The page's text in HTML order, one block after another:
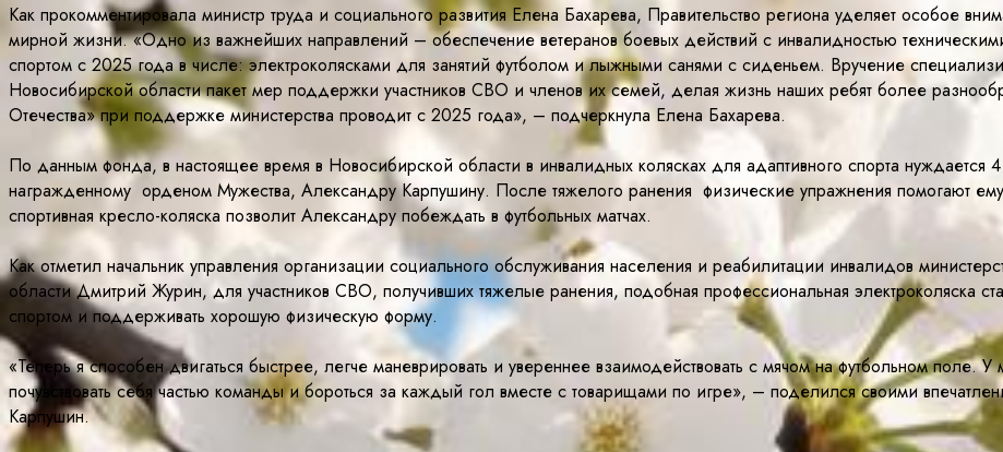
Как прокомментировала министр труда и социального развития Елена Бахарева, Правительство региона уделяет особое
мирной жизни. «Одно из важнейших направлений – обеспечение ветеранов боевых действий с инвалидностью
спортом с 2025 года в числе: электроколясками для занятий футболом и лыжными санями с сиденьем. Вручение
Новосибирской области пакет мер поддержки участников СВО и членов их семей, делая жизнь наших ребят более
Отечества» при поддержке министерства проводит с 2025 года», – подчеркнула Елена Бахарева.
По данным фонда, в настоящее время в Новосибирской области в инвалидных колясках для адаптивного спорта
награжденному орденом Мужества, Александру Карпушину. После тяжелого ранения физические упражнения помогают
спортивная кресло-коляска позволит Александру побеждать в футбольных матчах.
Как отметил начальник управления организации социального обслуживания населения и реабилитации инвалидов
области Дмитрий Журин, для участников СВО, получивших тяжелые ранения, подобная профессиональная электроколяска
спортом и поддерживать хорошую физическую форму.
«Теперь я способен двигаться быстрее, легче маневрировать и увереннее взаимодействовать с мячом на футбольном поле.
почувствовать себя частью команды и бороться за каждый гол вместе с товарищами по игре», – поделился своими
Карпушин.